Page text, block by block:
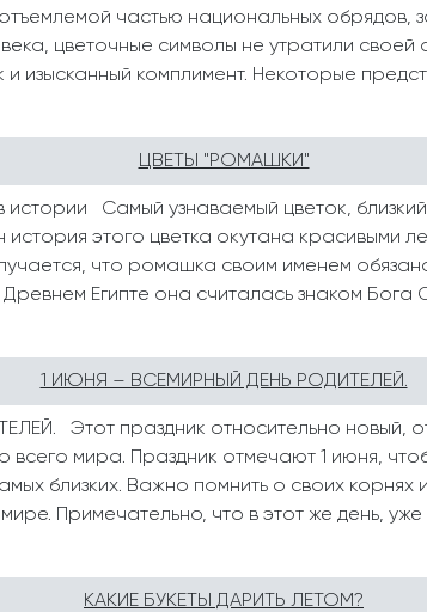
частью национальных обрядов,
цветочные символы не утратили
изысканный комплимент. Некоторые
ЦВЕТЫ "РОМАШКИ"
Самый узнаваемый цветок,
этого цветка окутана красивыми
что ромашка своим именем
Египте она считалась знаком Бога
1 ИЮНЯ – ВСЕМИРНЫЙ ДЕНЬ РОДИТЕЛЕЙ.
Этот праздник относительно новый,
мира. Праздник отмечают 1 июня,
близких. Важно помнить о своих корнях
Примечательно, что в этот же день,
КАКИЕ БУКЕТЫ ДАРИТЬ ЛЕТОМ?